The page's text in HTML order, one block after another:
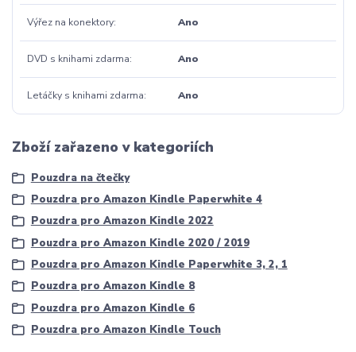
Výřez na konektory Ano
DVD s knihami zdarma Ano
Letáčky s knihami zdarma Ano
Zboží zařazeno v kategoriích
Pouzdra na čtečky
Pouzdra pro Amazon Kindle Paperwhite 4
Pouzdra pro Amazon Kindle 2022
Pouzdra pro Amazon Kindle 2020 / 2019
Pouzdra pro Amazon Kindle Paperwhite 3, 2, 1
Pouzdra pro Amazon Kindle 8
Pouzdra pro Amazon Kindle 6
Pouzdra pro Amazon Kindle Touch